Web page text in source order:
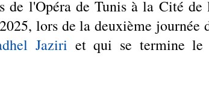
de l'Opéra de Tunis à la Cité de
lors de la deuxième journée
Jaziri et qui se termine le